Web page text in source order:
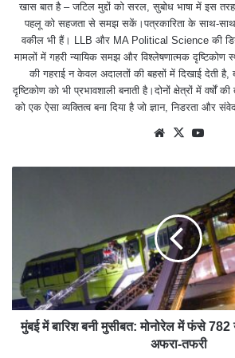
खास बात है – जटिल मुद्दों को सरल, सुबोध भाषा में इस
पहलू को सहजता से समझ सकें।पत्रकारिता के साथ-साथ
वकील भी हैं। LLB और MA Political Science की
मामलों में गहरी न्यायिक समझ और विश्लेषणात्मक दृष्टिकोण
की गहराई न केवल अदालतों की बहसों में दिखाई देती है,
दृष्टिकोण को भी प्रभावशाली बनाती है।दोनों क्षेत्रों में
को एक ऐसा व्यक्तित्व बना दिया है जो ज्ञान, निडरता और
We
e
X
be
मुंबई में बारिश बनी मुसीबत: मोनोरेल में फंसे 782
अफरा-तफरी